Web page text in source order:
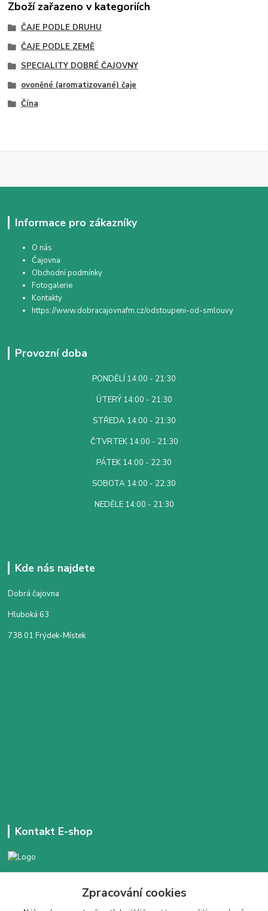
Zboží zařazeno v kategoriích
ČAJE PODLE DRUHU
ČAJE PODLE ZEMĚ
SPECIALITY DOBRÉ ČAJOVNY
ovoněné (aromatizované) čaje
Čína
Informace pro zákazníky
O nás
Čajovna
Obchodní podmínky
Fotogalerie
Kontakty
https://www.dobracajovnafm.cz/odstoupeni-od-smlouvy
Provozní doba
PONDĚLÍ 14:00 - 21:30
ÚTERÝ 14:00 - 21:30
STŘEDA 14:00 - 21:30
ČTVRTEK 14:00 - 21:30
PÁTEK 14:00 - 22:30
SOBOTA 14:00 - 22:30
NEDĚLE 14:00 - 21:30
Kde nás najdete
Dobrá čajovna
Hluboká 63
738 01 Frýdek-Místek
Kontakt E-shop
Denně 14:00 - 21:30 hodZpracování cookies